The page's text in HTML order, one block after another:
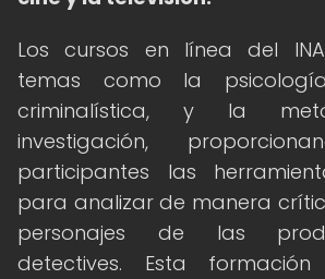
Los cursos en línea del
temas como la
criminalística, y la
investigación,
participantes las
para analizar de manera
personajes de las
detectives. Esta formación